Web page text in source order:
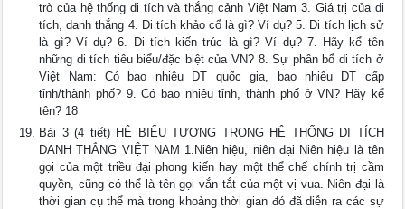
trò của hệ thống di tích và thắng cảnh Việt Nam 3. Giá trị của di
tích, danh thắng 4. Di tích khảo cổ là gì? Ví dụ? 5. Di tích lịch sử
là gì? Ví dụ? 6. Di tích kiến trúc là gì? Ví dụ? 7. Hãy kể tên
những di tích tiêu biểu/đặc biệt của VN? 8. Sự phân bổ di tích ở
Việt Nam: Có bao nhiêu DT quốc gia, bao nhiêu DT cấp
tỉnh/thành phố? 9. Có bao nhiêu tỉnh, thành phố ở VN? Hãy kể
tên? 18
Bài 3 (4 tiết) HỆ BIỂU TƯỢNG TRONG HỆ THỐNG DI TÍCH
DANH THẮNG VIỆT NAM 1.Niên hiệu, niên đại Niên hiệu là tên
gọi của một triều đại phong kiến hay một thể chế chính trị cầm
quyền, cũng có thể là tên gọi vắn tắt của một vị vua. Niên đại là
thời gian cụ thể mà trong khoảng thời gian đó đã diễn ra các sự